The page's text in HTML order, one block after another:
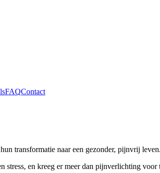
FAQContact
transformatie naar een gezonder, pijnvrij leven.
en kreeg er meer dan pijnverlichting voor